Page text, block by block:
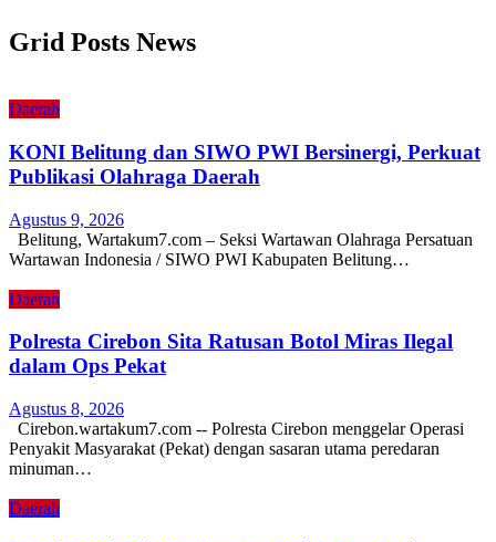
Grid Posts News
Daerah
KONI Belitung dan SIWO PWI Bersinergi, Perkuat
Publikasi Olahraga Daerah
Agustus 9, 2026
Belitung, Wartakum7.com – Seksi Wartawan Olahraga Persatuan
Wartawan Indonesia / SIWO PWI Kabupaten Belitung…
Daerah
Polresta Cirebon Sita Ratusan Botol Miras Ilegal
dalam Ops Pekat
Agustus 8, 2026
Cirebon.wartakum7.com -- Polresta Cirebon menggelar Operasi
Penyakit Masyarakat (Pekat) dengan sasaran utama peredaran
minuman…
Daerah